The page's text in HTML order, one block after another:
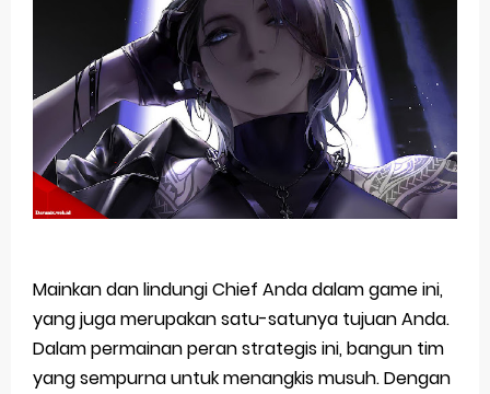
Jujutsu Kaisen Season 3 New Visual
The Case Book of Arne Reveals New Visual and Trailer
Cosmic Princess Kaguya! Upcoming Netflix Feature Anime
Made in Abyss: Mezameru Shinpi Anime Fall 2026
Mainkan dan lindungi Chief Anda dalam game ini,
yang juga merupakan satu-satunya tujuan Anda.
Dalam permainan peran strategis ini, bangun tim
yang sempurna untuk menangkis musuh. Dengan